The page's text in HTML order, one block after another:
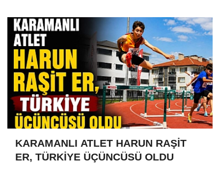
KARAMANLI ATLET HARUN RAŞİT
ER, TÜRKİYE ÜÇÜNCÜSÜ OLDU